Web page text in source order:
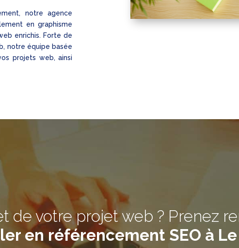
notre agence
en graphisme
enrichis. Forte de
notre équipe basée
projets web, ainsi
de votre projet web ? Prenez
en référencement SEO à